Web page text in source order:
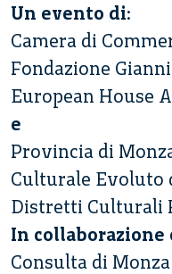
Un evento di:
Camera di
Fondazione
European House
e
Provincia di
Culturale Evoluto
Distretti Culturali
In collaborazione
Consulta di